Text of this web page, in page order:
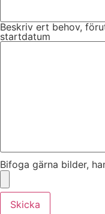
Beskriv ert behov,
startdatum
Bifoga gärna bilder,
Skicka